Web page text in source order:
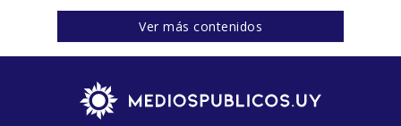
Ver más contenidos